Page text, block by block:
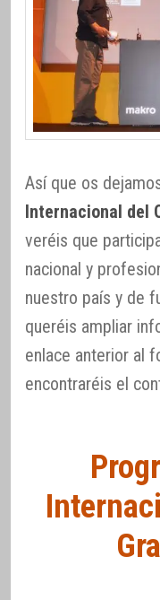
Así que os
Internacional del
veréis que
nacional y
nuestro país y de
queréis ampliar
enlace anterior al
encontraréis el